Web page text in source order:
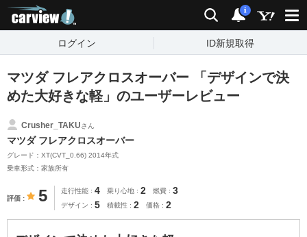
検索 通知
i
ログイン ID新規取得
マツダ フレアクロスオーバー 「デザインで決
めた大好きな軽」のユーザーレビュー
Crusher_TAKUさん
マツダ フレアクロスオーバー
グレード：XT(CVT_0.66) 2014年式
乗車形式：家族所有
評価 5 走行性能 4 乗り心地 2 燃費 3
デザイン 5 積載性 2 価格 2